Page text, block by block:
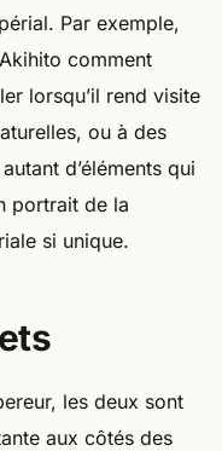
Par exemple,
comment
lorsqu’il rend visite
ou à des
d’éléments qui
portrait de la
si unique.
les deux sont
aux côtés des